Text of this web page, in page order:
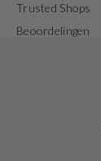
Trusted Shops
Beoordelingen